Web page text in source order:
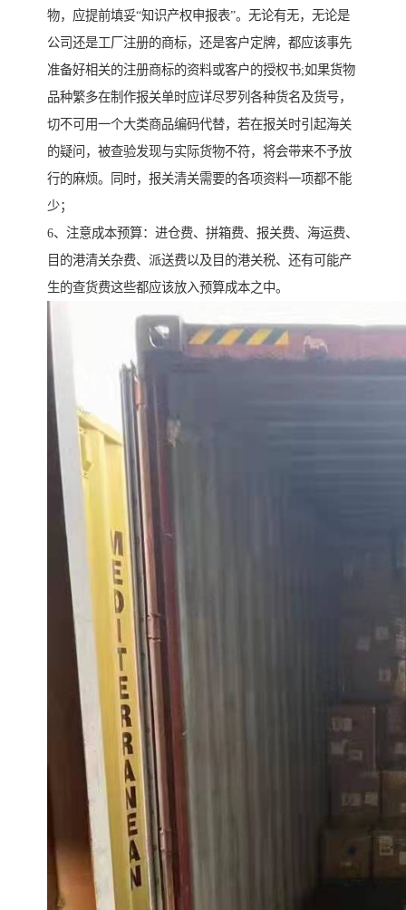
物，应提前填妥“知识产权申报表”。无论有无，无论是
公司还是工厂注册的商标，还是客户定牌，都应该事先
准备好相关的注册商标的资料或客户的授权书;如果货物
品种繁多在制作报关单时应详尽罗列各种货名及货号，
切不可用一个大类商品编码代替，若在报关时引起海关
的疑问，被查验发现与实际货物不符，将会带来不予放
行的麻烦。同时，报关清关需要的各项资料一项都不能
少；
6、注意成本预算：进仓费、拼箱费、报关费、海运费、
目的港清关杂费、派送费以及目的港关税、还有可能产
生的查货费这些都应该放入预算成本之中。